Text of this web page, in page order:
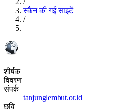
/
स्कैन की गई साइटें
/
शीर्षक
विवरण
संपर्क
tanjunglembut.or.id
छवि